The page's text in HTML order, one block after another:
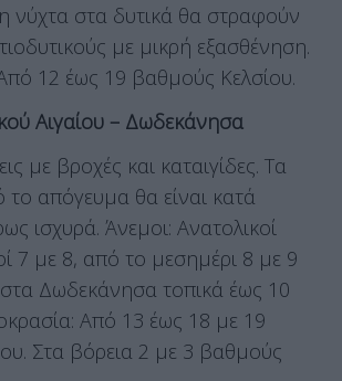
νύχτα στα δυτικά θα στραφούν
με μικρή εξασθένηση.
12 έως 19 βαθμούς Κελσίου.
Αιγαίου – Δωδεκάνησα
με βροχές και καταιγίδες. Τα
απόγευμα θα είναι κατά
ισχυρά. Άνεμοι: Ανατολικοί
7 με 8, από το μεσημέρι 8 με 9
Δωδεκάνησα τοπικά έως 10
Από 13 έως 18 με 19
Στα βόρεια 2 με 3 βαθμούς